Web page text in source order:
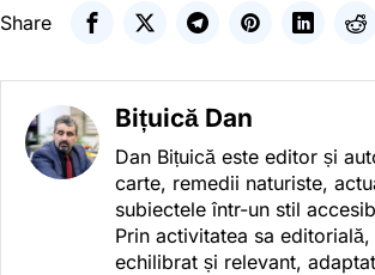
Share
Bițuică Dan
Dan Bițuică este editor și
carte, remedii naturiste,
subiectele într-un stil
Prin activitatea sa
echilibrat și relevant,